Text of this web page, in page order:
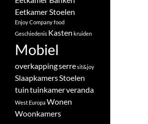
Eetkamer Stoelen
Enjoy Companyfood
Geschiedenis Kasten kruiden
Mobiel
overkappingserresit&joy
SlaapkamersStoelen
tuintuinkamerveranda
West Europa Wonen
Woonkamers